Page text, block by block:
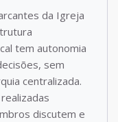
da Igreja
tem autonomia
sem
centralizada.
discutem e